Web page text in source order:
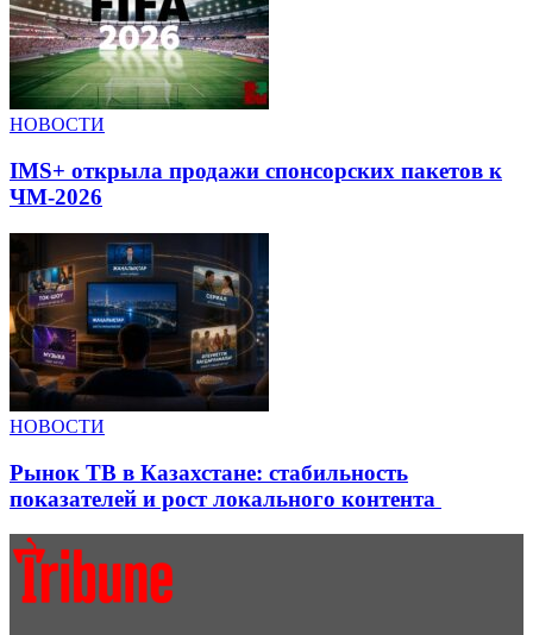
НОВОСТИ
IMS+ открыла продажи спонсорских пакетов к
ЧМ-2026
НОВОСТИ
Рынок ТВ в Казахстане: стабильность
показателей и рост локального контента